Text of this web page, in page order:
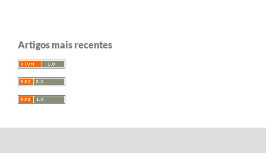
Artigos mais recentes